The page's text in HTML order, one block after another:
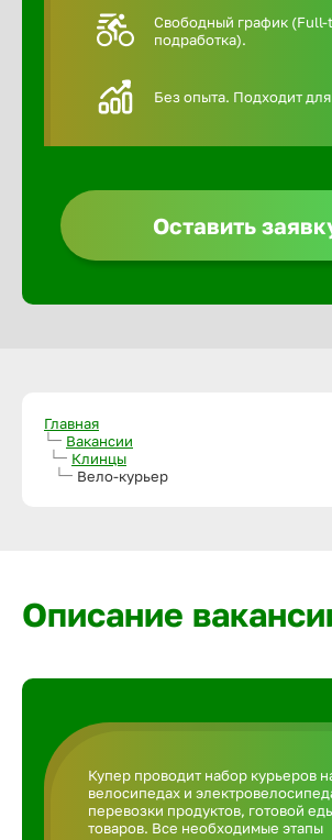
Свободный график (Full-
подработка).
Без опыта. Подходит для
Оставить
Главная
Вакансии
Клинцы
Вело-курьер
Описание
Купер проводит набор курьеров
велосипедах и
перевозки продуктов, готовой
товаров. Все необходимые этапы